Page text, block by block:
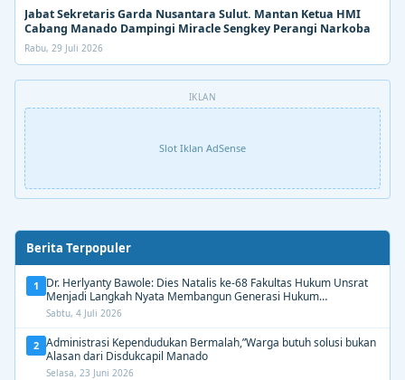
Jabat Sekretaris Garda Nusantara Sulut. Mantan Ketua HMI
Cabang Manado Dampingi Miracle Sengkey Perangi Narkoba
Rabu, 29 Juli 2026
IKLAN
Slot Iklan AdSense
Berita Terpopuler
1
Dr. Herlyanty Bawole: Dies Natalis ke-68 Fakultas Hukum Unsrat
Menjadi Langkah Nyata Membangun Generasi Hukum
Berdampak
Sabtu, 4 Juli 2026
2 Administrasi Kependudukan Bermalah,”Warga butuh solusi bukan
Alasan dari Disdukcapil Manado
Selasa, 23 Juni 2026